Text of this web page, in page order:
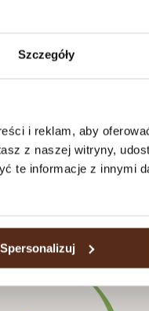
Szczegóły
i reklam, aby
z naszej witryny,
te informacje z innymi
Spersonalizuj